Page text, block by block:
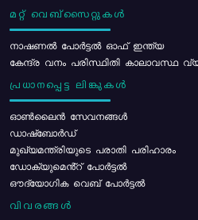
മറ്റ് വെബ്സൈറ്റുകൾ
നാഷണൽ പോർട്ടൽ ഓഫ് ഇന്ത്യ
കേന്ദ്ര വനം പരിസ്ഥിതി കാലാവസ്ഥ
പ്രധാനപ്പെട്ട ലിങ്കുകൾ
ഓൺലൈൻ സേവനങ്ങൾ
ഡാഷ്ബോർഡ്
മുഖ്യമന്ത്രിയുടെ പരാതി പരിഹാരം
ഡോക്യുമെൻ്റ് പോർട്ടൽ
ഔദ്യോഗിക വെബ് പോർട്ടൽ
വിവരങ്ങൾ